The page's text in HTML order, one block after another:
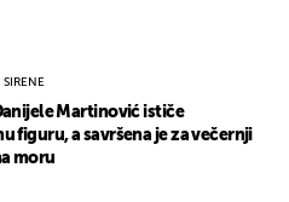
SIRENE
Martinović ističe
figuru, a savršena je za večernji
moru